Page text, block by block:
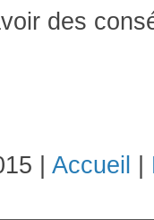
des
| Accueil